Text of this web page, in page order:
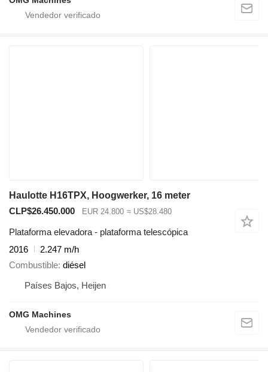
Haulotte H16TPX, Hoogwerker, 16 meter
CLP$26.450.000
EUR 24.800 ≈ US$28.480
Plataforma elevadora - plataforma telescópica
2016
2.247 m/h
Combustible diésel
Países Bajos, Heijen
OMG Machines